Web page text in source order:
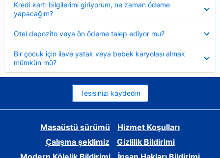
Kredi kartı bilgilerimi giriyorum, ne zaman ödeme
yapacağım?
Otel depozito veya ön ödeme talep ediyor mu?
Bir çocuk için ilave yatak veya bebek karyolası almak
mümkün mü?
Tesisinizi kaydedin
Masaüstü sürümü
Hizmet Koşulları
Çalışma şeklimiz
Gizlilik Bildirimi